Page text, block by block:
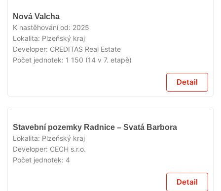
Nová Valcha
K nastěhování od: 2025
Lokalita: Plzeňský kraj
Developer: CREDITAS Real Estate
Počet jednotek: 1 150 (14 v 7. etapě)
Detail
V
Stavební pozemky Radnice – Svatá Barbora
Lokalita: Plzeňský kraj
Developer: CECH s.r.o.
Počet jednotek: 4
Detail